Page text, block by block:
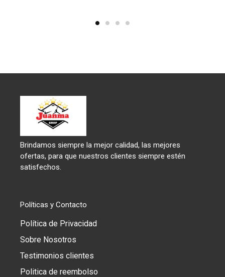
Brindamos siempre la mejor calidad, las mejores
ofertas, para que nuestros clientes siempre estén
satisfechos.
Políticas y Contacto
Política de Privacidad
Sobre Nosotros
Testimonios clientes
Politica de reembolso